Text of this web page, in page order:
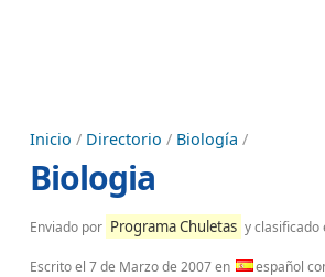
Inicio / Directorio / Biología /
Biologia
Enviado por Programa Chuletas y clasificado
Escrito el 7 de Marzo de 2007en español